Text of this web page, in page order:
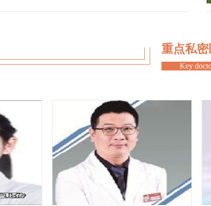
官和生育环节。例如，阴道紧缩术只是对阴道壁的肌肉和黏膜
进行修复和收紧，不会破坏阴道的正常生理结构和功能，也不
会影响卵巢的排卵和输卵管的通畅；小阴唇整形术主要是对外
阴的形态进行矫正，与生育过程没有直接关联。因此，在正规
情况下不影响生育，但医学专家仍建议女性在完成生育计划后
再考虑进行此类手术。这是因为在分娩过程中，尤其是自然分
娩时，胎儿需要通过阴道产出，这可能会对阴道和外阴造成一
定程度的扩张和损伤。如果在生育前进行了阴道紧缩术等私密
整形手术，分娩时可能会增加阴道撕裂的风险，影响手术效
果，甚至可能导致一些并发症。此外，怀孕期间女性的身体会
发生一系列生理变化，如激素水平波动、体重增加等，这些变
化可能会对私密部位的形态产生一定影响。如果在生育前进行
手术，术后效果可能会因怀孕而发生改变，从而影响女性的心
理和生活质量。 私密整形一般情况下不会影响生育，但为了
确保手术效果和自身健康，建议女性在完成生育计划后再考虑
进行私密整形手术。在做出决定前，一定要充分了解手术的相
口，用精细的器械分离组织，整个过程就像给身体做一场“微
整形”。因为技术越来越成熟，术后疤痕几乎看不见，恢复速
度也比以前快很多。当然啦，任何手术都有风险，但选择正规
机构的话，医生会提前评估你的体质，制定个性化方案，把可
寸”，但真相是：增长术的目的是让阴茎长度更符合个人审
美，提升自信，而不是追求夸张效果。毕竟每个人的身体条件
不同，手术效果也会因人而异。好消息是，只要遵循医嘱，术
后阴茎功能不会受影响，勃起、敏感度都和原来一样。更重要
的是，伤口愈合后外观自然，就像天生如此，根本看不出“整
过形”。这种“无痕蜕变”才是现代医美追求的目标啊！ 选对医
生比盲目追求长度更重要 最后划重点：别被网上各种夸张广
告忽悠！阴茎增长术的关键在于医生的技术和经验。那些号
称“立刻变长XX厘米”的机构，多半不靠谱。真正专业的医生
会先和你详细沟通需求，检查身体情况，再决定是否适合手
术。就像新闻里那个接回生殖器的医生，肯定不是靠“快准
狠”操作，而是靠扎实的显微外科功底。所以，多花时间做功
重点私密
Key